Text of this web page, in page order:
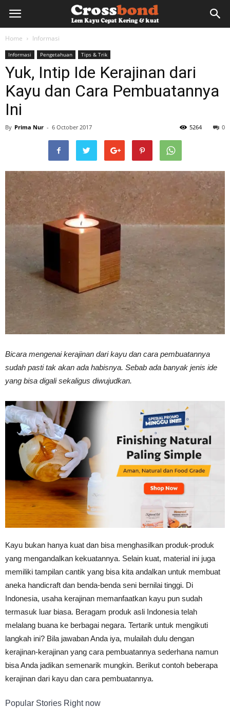
lemkayu.net
Lem
Kertas,
Lama
Home Informasi
Informasi Pengetahuan Tips & Trik
Yuk, Intip Ide Kerajinan dari
Kayu dan Cara Pembuatannya
Ini
By Prima Nur - 6 October 2017 0
5264
Bicara mengenai kerajinan dari kayu dan cara pembuatannya
sudah pasti tak akan ada habisnya. Sebab ada banyak jenis ide
yang bisa digali sekaligus diwujudkan.
Kayu bukan hanya kuat dan bisa menghasilkan produk-produk
yang mengandalkan kekuatannya. Selain kuat, material ini juga
memiliki tampilan cantik yang bisa kita andalkan untuk membuat
aneka handicraft dan benda-benda seni bernilai tinggi. Di
Indonesia, usaha kerajinan memanfaatkan kayu pun sudah
termasuk luar biasa. Beragam produk asli Indonesia telah
melalang buana ke berbagai negara. Tertarik untuk mengikuti
langkah ini? Bila jawaban Anda iya, mulailah dulu dengan
kerajinan-kerajinan yang cara pembuatannya sederhana namun
bisa Anda jadikan semenarik mungkin. Berikut contoh beberapa
kerajinan dari kayu dan cara pembuatannya.
Popular Stories Right now